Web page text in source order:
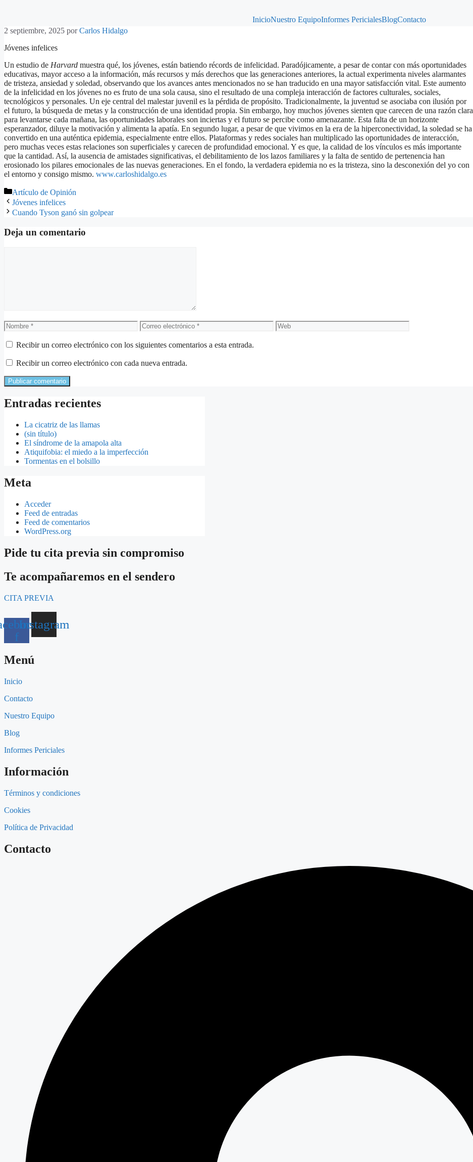
contenido
InicioNuestro EquipoInformes PericialesBlogContacto
2 septiembre, 2025 porCarlos Hidalgo
Jóvenes infelices
Un estudio de Harvard muestra qué, los jóvenes, están batiendo récords de infelicidad. Paradójicamente, a pesar de contar con más oportunidades
educativas, mayor acceso a la información, más recursos y más derechos que las generaciones anteriores, la actual experimenta niveles alarmantes
de tristeza, ansiedad y soledad, observando que los avances antes mencionados no se han traducido en una mayor satisfacción vital. Este aumento
de la infelicidad en los jóvenes no es fruto de una sola causa, sino el resultado de una compleja interacción de factores culturales, sociales,
tecnológicos y personales. Un eje central del malestar juvenil es la pérdida de propósito. Tradicionalmente, la juventud se asociaba con ilusión por
el futuro, la búsqueda de metas y la construcción de una identidad propia. Sin embargo, hoy muchos jóvenes sienten que carecen de una razón clara
para levantarse cada mañana, las oportunidades laborales son inciertas y el futuro se percibe como amenazante. Esta falta de un horizonte
esperanzador, diluye la motivación y alimenta la apatía. En segundo lugar, a pesar de que vivimos en la era de la hiperconectividad, la soledad se ha
convertido en una auténtica epidemia, especialmente entre ellos. Plataformas y redes sociales han multiplicado las oportunidades de interacción,
pero muchas veces estas relaciones son superficiales y carecen de profundidad emocional. Y es que, la calidad de los vínculos es más importante
que la cantidad. Así, la ausencia de amistades significativas, el debilitamiento de los lazos familiares y la falta de sentido de pertenencia han
erosionado los pilares emocionales de las nuevas generaciones. En el fondo, la verdadera epidemia no es la tristeza, sino la desconexión del yo con
el entorno y consigo mismo. www.carloshidalgo.es
Categorías
Artículo de Opinión
Jóvenes infelices
Cuando Tyson ganó sin golpear
Deja un comentario
Nombre
Correo
electrónico
Web
Recibir un correo electrónico con los siguientes comentarios a esta entrada.
Recibir un correo electrónico con cada nueva entrada.
Entradas recientes
La cicatriz de las llamas
(sin título)
El síndrome de la amapola alta
Atiquifobia: el miedo a la imperfección
Tormentas en el bolsillo
Meta
Acceder
Feed de entradas
Feed de comentarios
WordPress.org
Pide tu cita previa sin compromiso
Te acompañaremos en el sendero
CITA PREVIA
f
Instagram
Menú
Inicio
Contacto
Nuestro Equipo
Blog
Informes Periciales
Información
Términos y condiciones
Cookies
Política de Privacidad
Contacto